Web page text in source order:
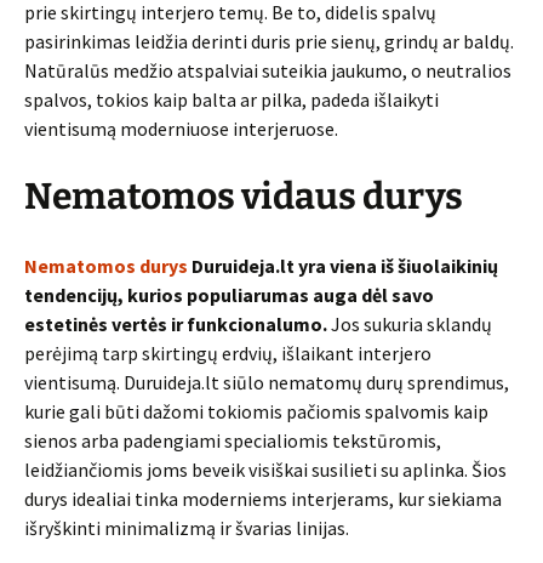
prie skirtingų interjero temų. Be to, didelis spalvų
pasirinkimas leidžia derinti duris prie sienų, grindų ar baldų.
Natūralūs medžio atspalviai suteikia jaukumo, o neutralios
spalvos, tokios kaip balta ar pilka, padeda išlaikyti
vientisumą moderniuose interjeruose.
Nematomos vidaus durys
Nematomos durys Duruideja.lt yra viena iš šiuolaikinių
tendencijų, kurios populiarumas auga dėl savo
estetinės vertės ir funkcionalumo.Jos sukuria sklandų
perėjimą tarp skirtingų erdvių, išlaikant interjero
vientisumą. Duruideja.lt siūlo nematomų durų sprendimus,
kurie gali būti dažomi tokiomis pačiomis spalvomis kaip
sienos arba padengiami specialiomis tekstūromis,
leidžiančiomis joms beveik visiškai susilieti su aplinka. Šios
durys idealiai tinka moderniems interjerams, kur siekiama
išryškinti minimalizmą ir švarias linijas.